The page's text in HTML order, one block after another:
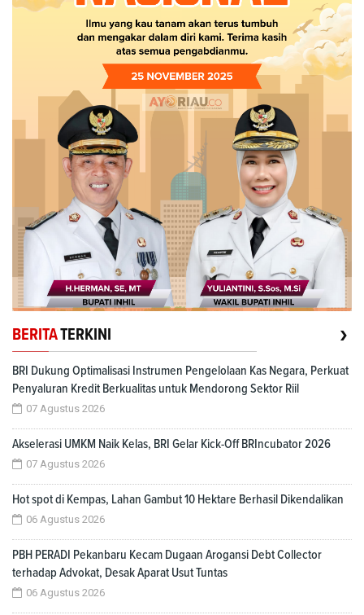
BERITATERKINI ›
BRI Dukung Optimalisasi Instrumen Pengelolaan Kas Negara, Perkuat
Penyaluran Kredit Berkualitas untuk Mendorong Sektor Riil
07 Agustus 2026
Akselerasi UMKM Naik Kelas, BRI Gelar Kick-Off BRIncubator 2026
07 Agustus 2026
Hot spot di Kempas, Lahan Gambut 10 Hektare Berhasil Dikendalikan
06 Agustus 2026
PBH PERADI Pekanbaru Kecam Dugaan Arogansi Debt Collector
terhadap Advokat, Desak Aparat Usut Tuntas
06 Agustus 2026